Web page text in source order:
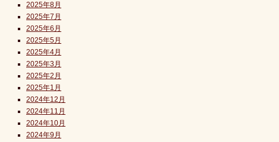
2025年8月
2025年7月
2025年6月
2025年5月
2025年4月
2025年3月
2025年2月
2025年1月
2024年12月
2024年11月
2024年10月
2024年9月